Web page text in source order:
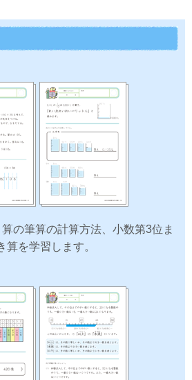
の筆算の計算方法、小数第3位ま
算を学習します。